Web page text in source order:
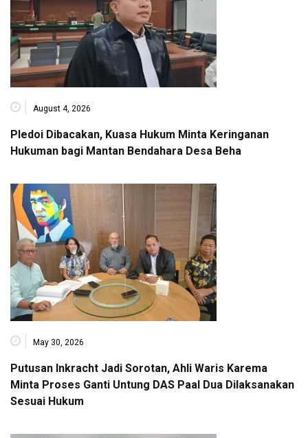
August 4, 2026
Pledoi Dibacakan, Kuasa Hukum Minta Keringanan
Hukuman bagi Mantan Bendahara Desa Beha
May 30, 2026
Putusan Inkracht Jadi Sorotan, Ahli Waris Karema
Minta Proses Ganti Untung DAS Paal Dua Dilaksanakan
Sesuai Hukum